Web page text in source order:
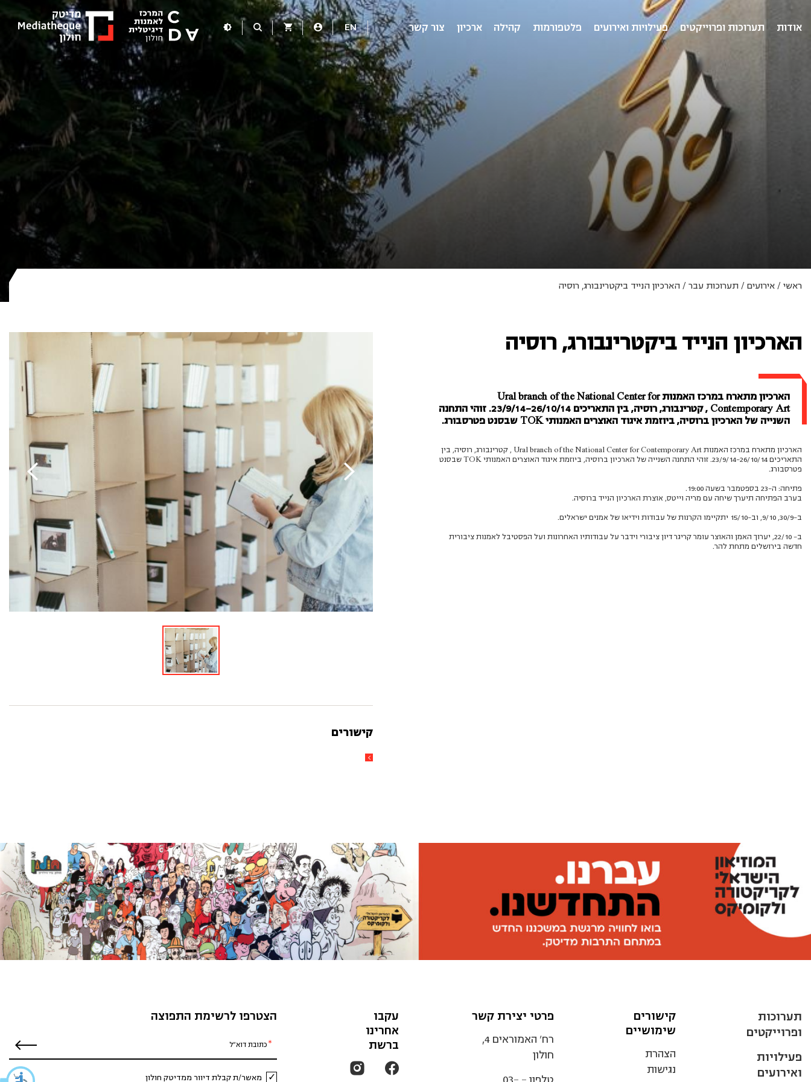
אודות תערוכות ופרוייקטים פעילויות ואירועים פלטפורמות קהילה ארכיון צור קשר EN
ראשי / אירועים / תערוכות עבר / הארכיון הנייד ביקטרינבורג, רוסיה
הארכיון הנייד ביקטרינבורג, רוסיה
הארכיון מתארח במרכז האמנות Ural branch of the National Center for
Contemporary Art , קטרינבורג, רוסיה, בין התאריכים 23/9/14-26/10/14. זוהי התחנה
השנייה של הארכיון ברוסיה, ביוזמת איגוד האוצרים האמנותי TOK שבסנט פטרסבורג.
הארכיון מתארח במרכז האמנות Ural branch of the National Center for Contemporary Art , קטרינבורג, רוסיה, בין
התאריכים 23/9/14-26/10/14. זוהי התחנה השנייה של הארכיון ברוסיה, ביוזמת איגוד האוצרים האמנותי TOK שבסנט
פטרסבורג.
פתיחה: ה-23 בספטמבר בשעה 19:00.
בערב הפתיחה תיערך שיחה עם מריה וייטס, אוצרת הארכיון הנייד ברוסיה.
ב-30/9, 9/10, וב-15/10 יתקיימו הקרנות של עבודות וידיאו של אמנים ישראלים.
ב- 22/10, יערוך האמן והאוצר עומר קריגר דיון ציבורי וידבר על עבודותיו האחרונות ועל הפסטיבל לאמנות ציבורית
חדשה בירושלים מתחת להר.
קישורים
תערוכות
ופרוייקטים
פעילויות
ואירועים
קישורים
שימושיים
הצהרת
נגישות
פרטי יצירת קשר
רח' האמוראים 4,
חולון
עקבו
אחרינו
ברשת
הצטרפו לרשימת התפוצה
מאשר/ת קבלת דיוור ממדיטק חולון